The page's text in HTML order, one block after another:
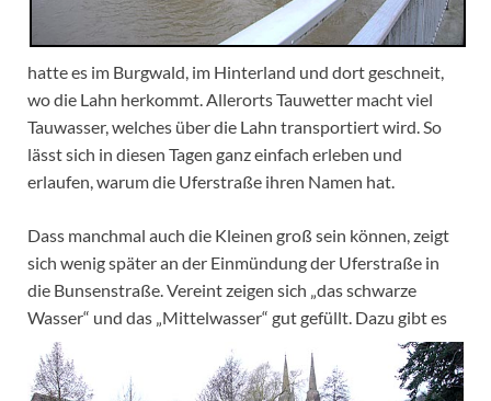
hatte es im Burgwald, im Hinterland und dort geschneit,
wo die Lahn herkommt. Allerorts Tauwetter macht viel
Tauwasser, welches über die Lahn transportiert wird. So
lässt sich in diesen Tagen ganz einfach erleben und
erlaufen, warum die Uferstraße ihren Namen hat.
Dass manchmal auch die Kleinen groß sein können, zeigt
sich wenig später an der Einmündung der Uferstraße in
die Bunsenstraße. Vereint zeigen sich „das schwarze
Wasser“ und das „Mittelwasser“ gut gefüllt. Dazu gibt es